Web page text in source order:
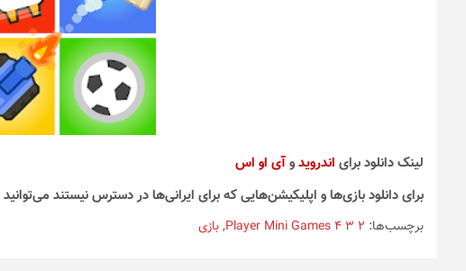
لینک دانلود برای اندرویدوآی او اس
برای دانلود بازی‌ها و اپلیکیشن‌هایی که برای ایرانی‌ها در دسترس نیستند می‌توانید
برچسب‌ها: 2 3 4 Player Mini Games
,بازی